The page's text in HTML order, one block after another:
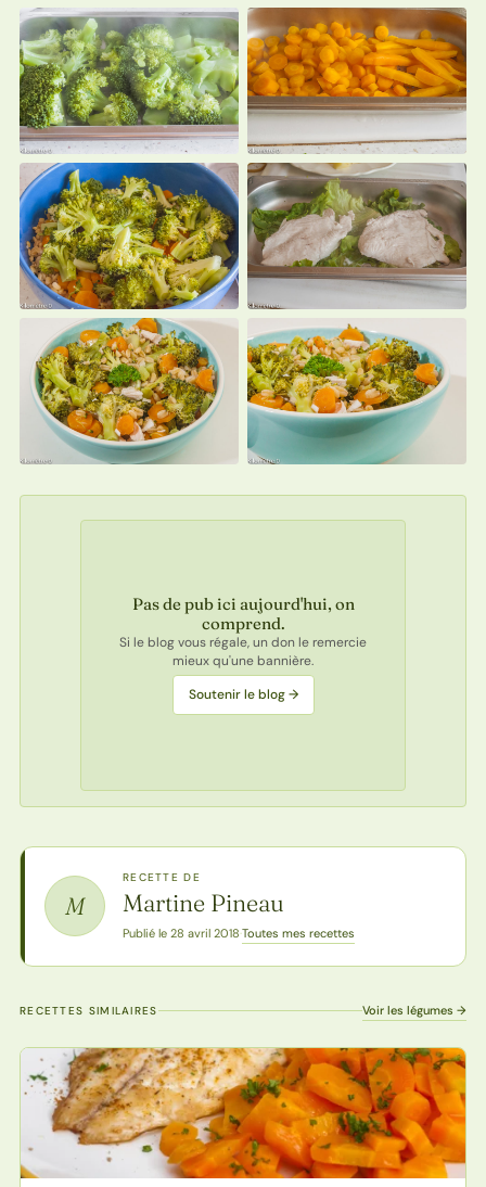
Pas de pub ici aujourd'hui, on
comprend.
Si le blog vous régale, un don le remercie
mieux qu'une bannière.
Soutenir le blog →
M
RECETTE DE
Martine Pineau
Publié le 28 avril 2018·Toutes mes recettes
RECETTES SIMILAIRES Voir les légumes →